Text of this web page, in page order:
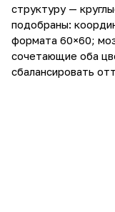
структуру —
подобраны:
формата 60×60;
сочетающие оба
сбалансировать